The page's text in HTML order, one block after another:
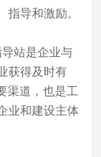
导和激励。
站是企业与
获得及时有
渠道，也是工
业和建设主体